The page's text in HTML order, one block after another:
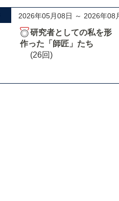
2026年05月08日 ～ 2026年08
研究者としての私を形
作った「師匠」たち
(26回)